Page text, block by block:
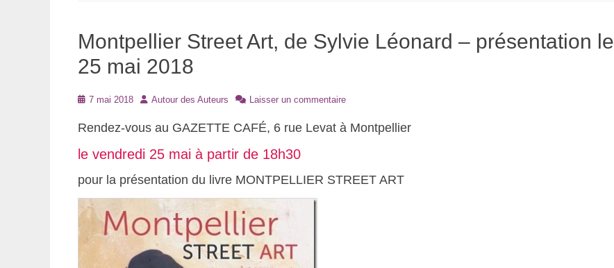
Montpellier Street Art, de Sylvie Léonard – présentation le
25 mai 2018
Posté7 mai 2018 Auteur
Autour des Auteurs Laisser un commentaire
Rendez-vous au GAZETTE CAFÉ, 6 rue Levat à Montpellier
le vendredi 25 mai à partir de 18h30
pour la présentation du livre MONTPELLIER STREET ART